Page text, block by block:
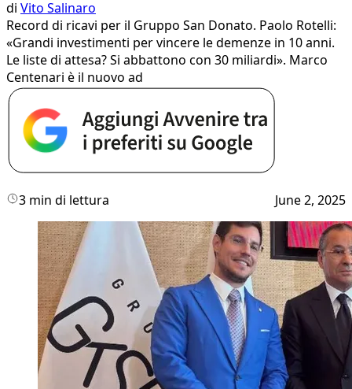
di Vito Salinaro
Record di ricavi per il Gruppo San Donato. Paolo Rotelli:
«Grandi investimenti per vincere le demenze in 10 anni.
Le liste di attesa? Si abbattono con 30 miliardi». Marco
Centenari è il nuovo ad
3 min di lettura June 2, 2025